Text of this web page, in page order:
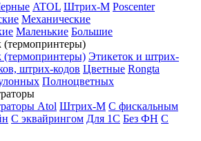
ATOL Штрих-М Poscenter
Механические
Маленькие Большие
(термопринтеры)
(термопринтеры) Этикеток и штрих-
штрих-кодов Цветные Rongta
Полноцветных
Atol Штрих-М С фискальным
С эквайрингом Для 1С Без ФН С